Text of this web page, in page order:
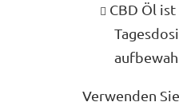
CBD Öl
Verwenden